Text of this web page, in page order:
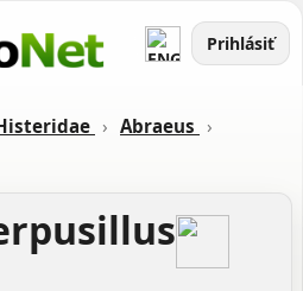
Prihlásiť
› Abraeus ›